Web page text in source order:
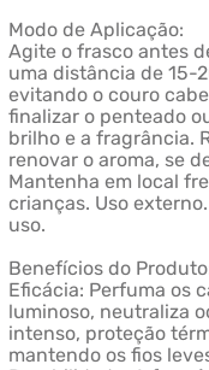
Modo de Aplicação:
Agite o frasco antes
uma distância de 15-
evitando o couro
finalizar o penteado
brilho e a fragrância.
renovar o aroma, se
Mantenha em local
crianças. Uso
uso.
Benefícios do
Eficácia: Perfuma os
luminoso, neutraliza
intenso, proteção
mantendo os fios